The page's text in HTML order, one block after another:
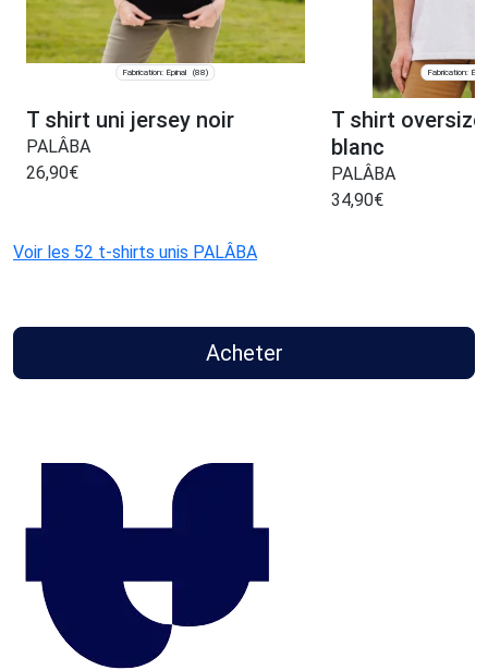
Fabrication: Épinal (88)
T shirt uni jersey noir
PALÂBA
26,90€
Fabrication:
T shirt
blanc
PALÂBA
34,90€
Voir les 52 t-shirts unis PALÂBA
Acheter